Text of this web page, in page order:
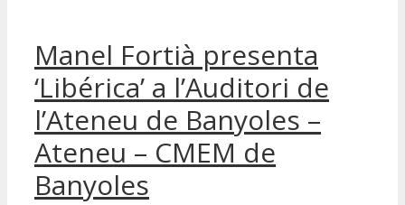
Manel Fortià presenta
‘Libérica’ a l’Auditori de
l’Ateneu de Banyoles –
Ateneu – CMEM de
Banyoles